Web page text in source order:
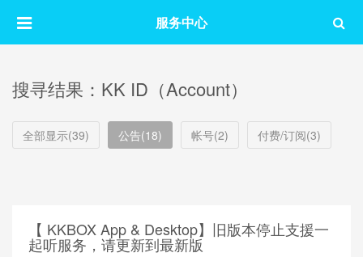
服务中心
搜寻结果：KK ID（Account）
全部显示(39) 公告(18) 帐号(2) 付费/订阅(3)
【 KKBOX App & Desktop】旧版本停止支援一
起听服务，请更新到最新版